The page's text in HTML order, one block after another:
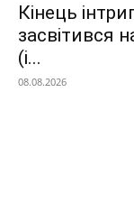
Кінець
засвітився
(і...
08.08.2026